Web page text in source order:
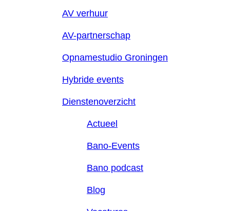
AV verhuur
AV-partnerschap
Opnamestudio Groningen
Hybride events
Dienstenoverzicht
Actueel
Bano-Events
Bano podcast
Blog